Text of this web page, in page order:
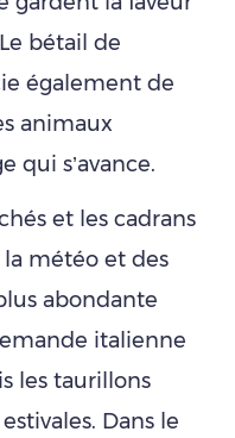
bétail de
également de
animaux
qui s’avance.
et les cadrans
météo et des
abondante
italienne
les taurillons
Dans le